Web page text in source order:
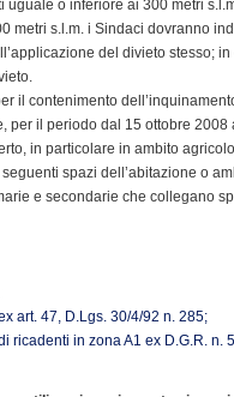
uguale o inferiore ai 300 metri
metri s.l.m. i Sindaci dovranno
del divieto stesso;
il contenimento
per il periodo dal 15 ottobre 2008
in particolare in ambito
seguenti spazi dell’abitazione o
e secondarie che collegano
art. 47, D.Lgs. 30/4/92 n. 285;
ricadenti in zona A1 ex D.G.R. n.